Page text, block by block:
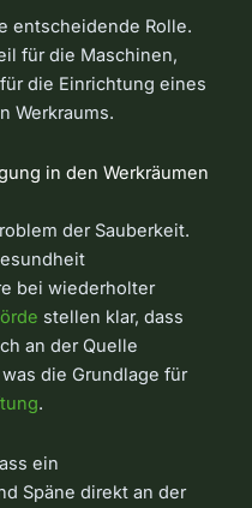
entscheidende Rolle.
für die Maschinen,
die Einrichtung eines
Werkraums.
in den Werkräumen
der Sauberkeit.
bei wiederholter
stellen klar, dass
an der Quelle
die Grundlage für
.
ein
Späne direkt an der